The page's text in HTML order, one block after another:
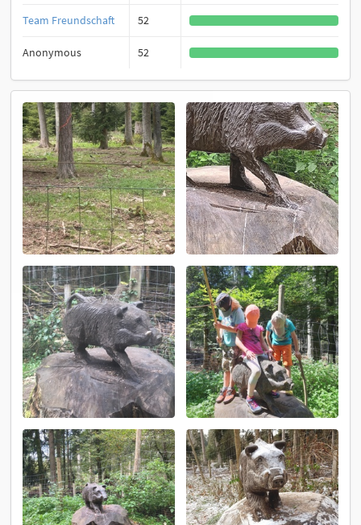
Team Freundschaft 52
Anonymous 52